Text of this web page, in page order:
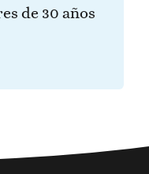
de 30 años